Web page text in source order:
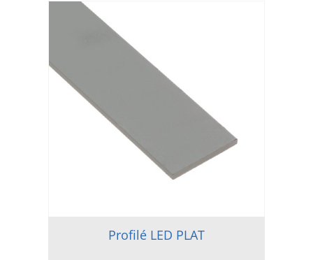
Profilé LED PLAT